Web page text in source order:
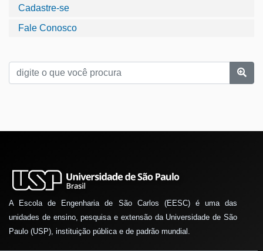
Cadastre-se
Fale Conosco
A Escola de Engenharia de São Carlos (EESC) é uma das
unidades de ensino, pesquisa e extensão da Universidade de São
Paulo (USP), instituição pública e de padrão mundial.